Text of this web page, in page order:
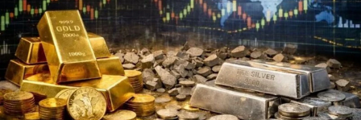
Eskişehir Hava Durumu
Eskişehir Tramvay Saatleri
Eskişehir Otobüs Saatleri